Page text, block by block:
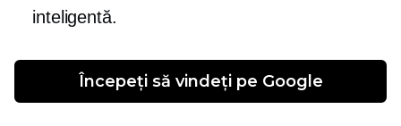
inteligentă.
Începeți să vindeți pe Google